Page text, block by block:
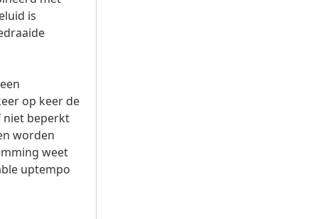
is
op keer de
niet beperkt
worden
weet
uptempo